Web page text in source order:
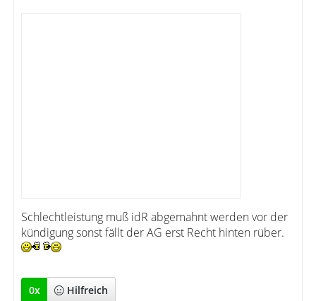
Schlechtleistung muß idR abgemahnt werden vor der
kündigung sonst fällt der AG erst Recht hinten rüber.
0x Hilfreich